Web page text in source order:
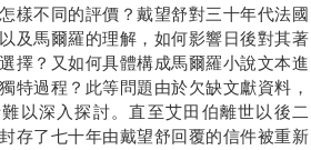
樣不同的評價？戴望舒對三十年代法國
及馬爾羅的理解，如何影響日後對其著
擇？又如何具體構成馬爾羅小說文本進
特過程？此等問題由於欠缺文獻資料，
以深入探討。直至艾田伯離世以後二
存了七十年由戴望舒回覆的信件被重新